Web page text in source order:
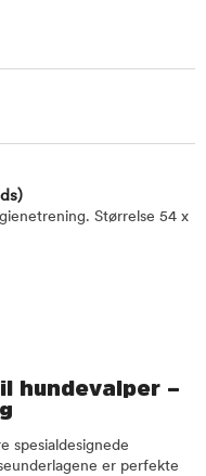
Størrelse 54 x
hundevalper –
spesialdesignede
er perfekte